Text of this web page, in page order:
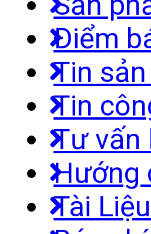
Điểm
Tin
Tin
Tư vấn
Hướng
Tài